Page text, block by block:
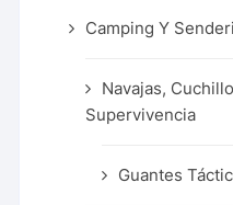
Camping Y
Navajas,
Supervivencia
Guantes